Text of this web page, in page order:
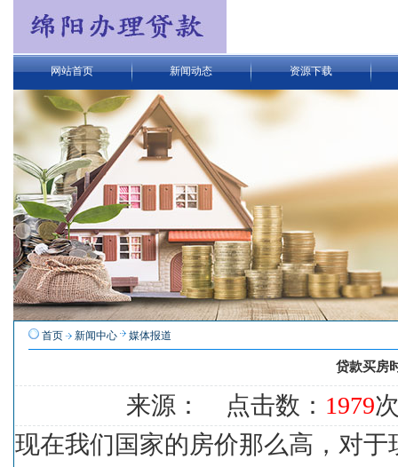
网站首页 新闻动态 资源下载
首页 新闻中心 媒体报道
贷款买房
来源： 点击数： 1979
现在我们国家的房价那么高，对